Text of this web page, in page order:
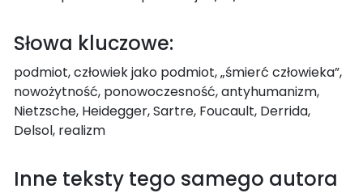
Słowa kluczowe:
podmiot, człowiek jako podmiot, „śmierć człowieka”,
nowożytność, ponowoczesność, antyhumanizm,
Nietzsche, Heidegger, Sartre, Foucault, Derrida,
Delsol, realizm
Inne teksty tego samego autora